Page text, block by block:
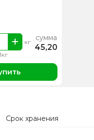
кг сумма
45,20
Срок хранения